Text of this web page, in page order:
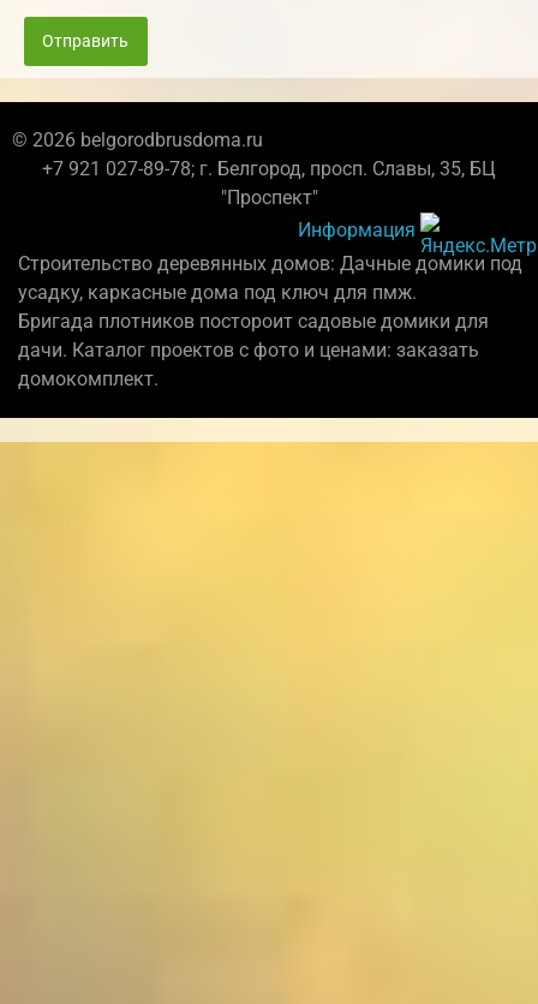
Отправить
© 2026 belgorodbrusdoma.ru
+7 921 027-89-78; г. Белгород, просп. Славы, 35, БЦ
"Проспект"
Информация
Строительство деревянных домов: Дачные домики под
усадку, каркасные дома под ключ для пмж.
Бригада плотников постороит садовые домики для
дачи. Каталог проектов с фото и ценами: заказать
домокомплект.